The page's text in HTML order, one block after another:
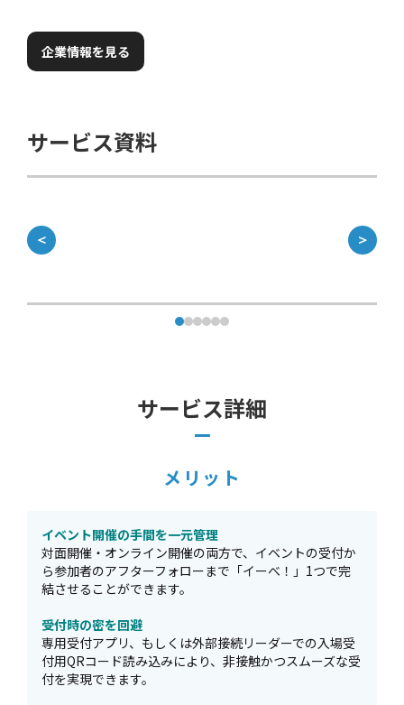
企業情報を見る
サービス資料
＜ ＞
サービス詳細
メリット
イベント開催の手間を一元管理
対⾯開催・オンライン開催の両⽅で、イベントの受付か
ら参加者のアフターフォローまで「イーべ！」1つで完
結させることができます。
受付時の密を回避
専⽤受付アプリ、もしくは外部接続リーダーでの入場受
付用QRコード読み込みにより、⾮接触かつスムーズな受
付を実現できます。